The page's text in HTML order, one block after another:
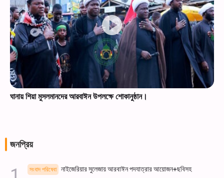
ঘানায় শিয়া মুসলমানদের আরবাঈন উপলক্ষে শোকানুষ্ঠান।
জনপ্রিয়
সংবাদ পরিষেবা নাইজেরিয়ার সুলেজায় আরবাঈন পদযাত্রার আয়োজন+ছবিসহ